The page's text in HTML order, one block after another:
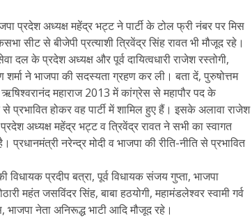
प्रदेश अध्यक्ष महेंद्र भट्ट ने पार्टी के टोल फ्री नंबर पर मिस
सीट से बीजेपी प्रत्याशी त्रिवेंद्र सिंह रावत भी मौजूद रहे।
दल के प्रदेश अध्यक्ष और पूर्व दायित्वधारी राजेश रस्तोगी,
ने भाजपा की सदस्यता ग्रहण कर ली। बता दें, पुरुषोत्तम
महाराज 2013 में कांग्रेस से महापौर पद के
से प्रभावित होकर वह पार्टी में शामिल हुए हैं। इसके अलावा राजेश
अध्यक्ष महेंद्र भट्ट व त्रिवेंद्र रावत ने सभी का स्वागत
नरेन्द्र मोदी व भाजपा की रीति-नीति से प्रभावित
प्रदीप बत्रा, पूर्व विधायक संजय गुप्ता, भाजपा
महंत जसविंदर सिंह, बाबा हठयोगी, महामंडलेश्वर स्वामी गर्व
भाजपा नेता अनिरूद्ध भाटी आदि मौजूद रहे।